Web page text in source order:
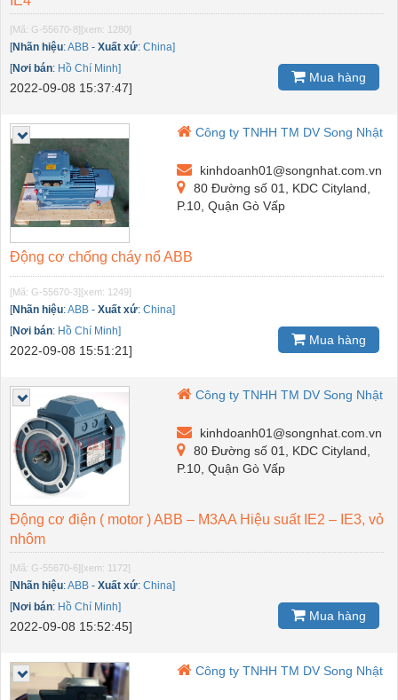
[Mã: G-55670-8][xem: 1280]
[Nhãn hiệu:ABB - Xuất xứ: China]
[Nơi bán: Hồ Chí Minh]
2022-09-08 15:37:47]
Mua hàng
Công ty TNHH TM DV Song Nhật
kinhdoanh01@songnhat.com.vn
80 Đường số 01, KDC Cityland,
P.10, Quận Gò Vấp
Động cơ chống cháy nổ ABB
[Mã: G-55670-3][xem: 1249]
[Nhãn hiệu:ABB - Xuất xứ: China]
[Nơi bán: Hồ Chí Minh]
2022-09-08 15:51:21]
Mua hàng
Công ty TNHH TM DV Song Nhật
kinhdoanh01@songnhat.com.vn
80 Đường số 01, KDC Cityland,
P.10, Quận Gò Vấp
Động cơ điện ( motor ) ABB – M3AA Hiệu suất IE2 – IE3, vỏ
nhôm
[Mã: G-55670-6][xem: 1172]
[Nhãn hiệu:ABB - Xuất xứ: China]
[Nơi bán: Hồ Chí Minh]
2022-09-08 15:52:45]
Mua hàng
Công ty TNHH TM DV Song Nhật